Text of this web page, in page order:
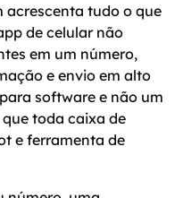
acrescenta tudo o que
de celular não
em um número,
e envio em alto
software e não um
toda caixa de
e ferramenta de